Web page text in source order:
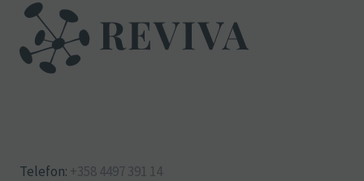
Telefon: +358 4497 391 14